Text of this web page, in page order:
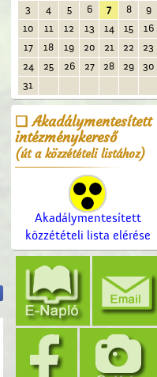
3
4 5 6 7 8
9
10
11 12 13 14 15
16
17
18 19 20 21 22
23
24
25 26 27 28 29
30
31
Akadálymentesített
intézménykereső
(út a közzétételi listához)
Akadálymentesített
közzétételi lista elérése